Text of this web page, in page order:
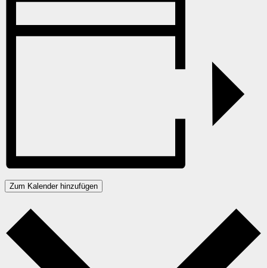
Zum Kalender hinzufügen